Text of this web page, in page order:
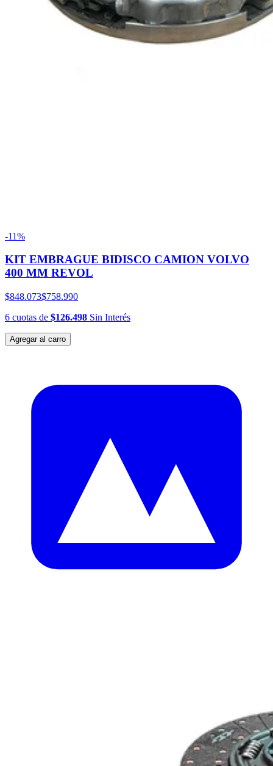
-11%
KIT EMBRAGUE BIDISCO CAMION VOLVO
400 MM REVOL
$848.073$758.990
6 cuotas de $126.498 Sin Interés
Agregar al carro